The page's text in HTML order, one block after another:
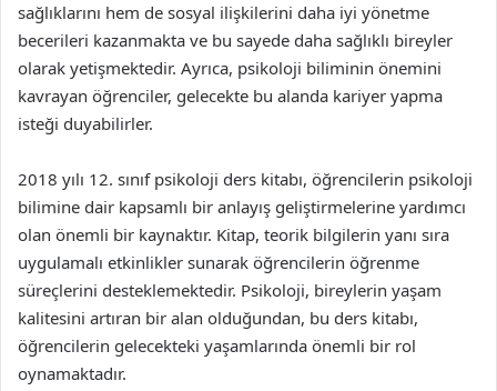
sağlıklarını hem de sosyal ilişkilerini daha iyi yönetme
becerileri kazanmakta ve bu sayede daha sağlıklı bireyler
olarak yetişmektedir. Ayrıca, psikoloji biliminin önemini
kavrayan öğrenciler, gelecekte bu alanda kariyer yapma
isteği duyabilirler.
2018 yılı 12. sınıf psikoloji ders kitabı, öğrencilerin psikoloji
bilimine dair kapsamlı bir anlayış geliştirmelerine yardımcı
olan önemli bir kaynaktır. Kitap, teorik bilgilerin yanı sıra
uygulamalı etkinlikler sunarak öğrencilerin öğrenme
süreçlerini desteklemektedir. Psikoloji, bireylerin yaşam
kalitesini artıran bir alan olduğundan, bu ders kitabı,
öğrencilerin gelecekteki yaşamlarında önemli bir rol
oynamaktadır.